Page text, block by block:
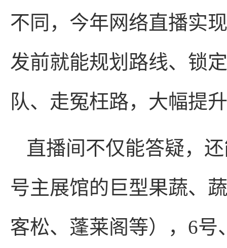
不同，今年网络直播实
发前就能规划路线、锁
队、走冤枉路，大幅提
直播间不仅能答疑，
号主展馆的巨型果蔬、
客松、蓬莱阁等），6号